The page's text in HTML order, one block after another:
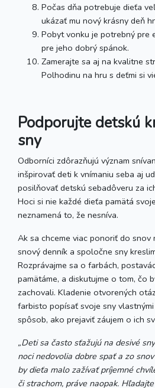
Počas dňa potrebuje dieťa
ukázať mu nový krásny deň
Pobyt vonku je potrebný pre
pre jeho dobrý spánok.
Zamerajte sa aj na kvalitne
Polhodinu na hru s deťmi si
Podporujte detskú
sny
Odborníci zdôrazňujú význam
inšpirovať deti k vnímaniu seba aj
posilňovať detskú sebadôveru za
Hoci si nie každé dieťa pamätá
neznamená to, že nesníva.
Ak sa chceme viac ponoriť do snov
snový denník a spoločne sny
Rozprávajme sa o farbách,
pamätáme, a diskutujme o tom, čo
zachovali. Kladenie otvorených
farbisto popísať svoje sny
spôsob, ako prejaviť záujem o ich
„Deti sa často sťažujú na desivé
noci nedovolia dobre spať a zo
by dieťa malo zažívať príjemné
či strachom, práve naopak.